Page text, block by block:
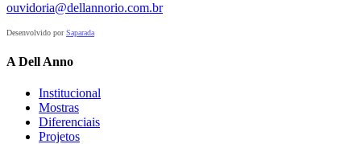
ouvidoria@dellannorio.com.br
Desenvolvido porSaparada
A Dell Anno
Institucional
Mostras
Diferenciais
Projetos